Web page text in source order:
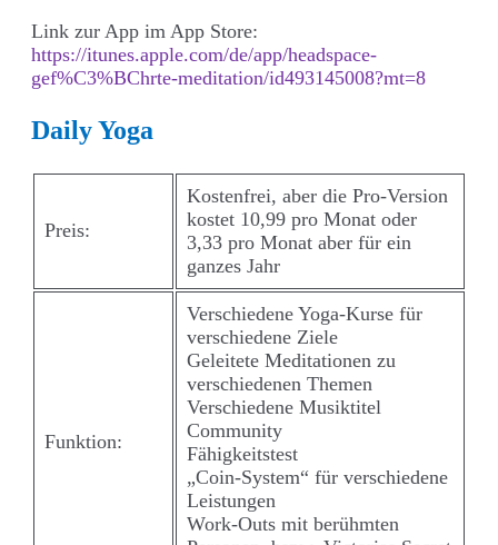
Link zur App im App Store:
https://itunes.apple.com/de/app/headspace-
gef%C3%BChrte-meditation/id493145008?mt=8
Daily Yoga
Preis:
Kostenfrei, aber die Pro-Version
kostet 10,99 pro Monat oder
3,33 pro Monat aber für ein
ganzes Jahr
Funktion:
Verschiedene Yoga-Kurse für
verschiedene Ziele
Geleitete Meditationen zu
verschiedenen Themen
Verschiedene Musiktitel
Community
Fähigkeitstest
„Coin-System“ für verschiedene
Leistungen
Work-Outs mit berühmten